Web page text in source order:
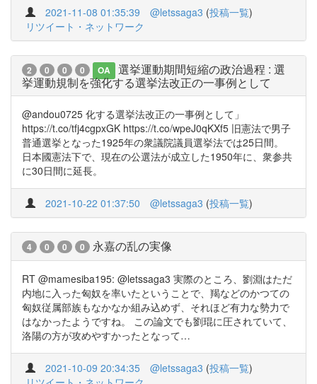
2021-11-08 01:35:39 @letssaga3 (投稿一覧)
リツイート・ネットワーク
2 0 0 0 OA
選挙運動期間短縮の政治過程 : 選
挙運動規制を強化する選挙法改正の一事例として
@andou0725 化する選挙法改正の一事例として」
https://t.co/tfj4cgpxGK https://t.co/wpeJ0qKXf5 旧憲法で男子
普通選挙となった1925年の衆議院議員選挙法では25日間。
日本國憲法下で、現在の公選法が成立した1950年に、衆参共
に30日間に延長。
2021-10-22 01:37:50 @letssaga3 (投稿一覧)
4 0 0 0 永嘉の乱の実像
RT @mamesiba195: @letssaga3 実際のところ、劉淵はただ
内地に入った匈奴を率いたということで、羯などのかつての
匈奴従属部族もなかなか組み込めず、それほど有力な勢力で
はなかったようですね。 この論文でも劉琨に圧されていて、
洛陽の方が攻めやすかったとなって…
2021-10-09 20:34:35 @letssaga3 (投稿一覧)